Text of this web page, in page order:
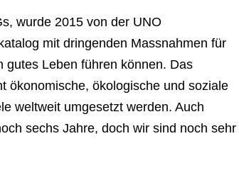
wurde 2015 von der UNO
mit dringenden Massnahmen für
gutes Leben führen können. Das
ökonomische, ökologische und soziale
weltweit umgesetzt werden. Auch
sechs Jahre, doch wir sind noch sehr